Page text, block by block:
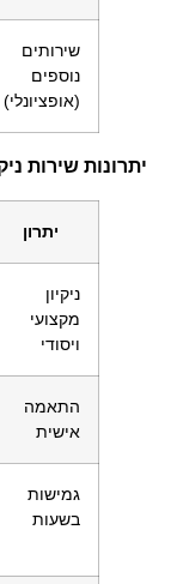
שירותים
נוספים
(אופציונלי)
יתרונות שירות
יתרון
ניקיון
מקצועי
ויסודי
התאמה
אישית
גמישות
בשעות